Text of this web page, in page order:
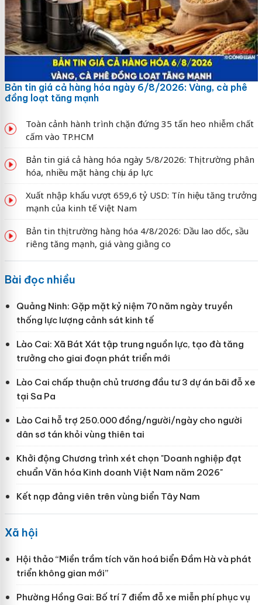
Bản tin giá cả hàng hóa ngày 6/8/2026: Vàng, cà phê
đồng loạt tăng mạnh
Toàn cảnh hành trình chặn đứng 35 tấn heo nhiễm chất
cấm vào TP.HCM
Bản tin giá cả hàng hóa ngày 5/8/2026: Thị trường phân
hóa, nhiều mặt hàng chịu áp lực
Xuất nhập khẩu vượt 659,6 tỷ USD: Tín hiệu tăng trưởng
mạnh của kinh tế Việt Nam
Bản tin thị trường hàng hóa 4/8/2026: Dầu lao dốc, sầu
riêng tăng mạnh, giá vàng giằng co
Bài đọc nhiều
Quảng Ninh: Gặp mặt kỷ niệm 70 năm ngày truyền
thống lực lượng cảnh sát kinh tế
Lào Cai: Xã Bát Xát tập trung nguồn lực, tạo đà tăng
trưởng cho giai đoạn phát triển mới
Lào Cai chấp thuận chủ trương đầu tư 3 dự án bãi đỗ xe
tại Sa Pa
Lào Cai hỗ trợ 250.000 đồng/người/ngày cho người
dân sơ tán khỏi vùng thiên tai
Khởi động Chương trình xét chọn "Doanh nghiệp đạt
chuẩn Văn hóa Kinh doanh Việt Nam năm 2026"
Kết nạp đảng viên trên vùng biển Tây Nam
Xã hội
Hội thảo “Miền trầm tích văn hoá biển Đầm Hà và phát
triển không gian mới”
Phường Hồng Gai: Bố trí 7 điểm đỗ xe miễn phí phục vụ